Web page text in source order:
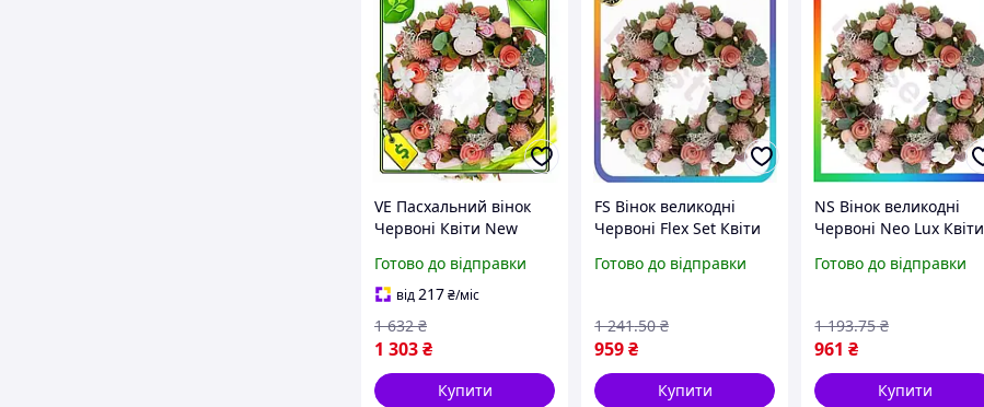
VE Пасхальний вінок
Червоні Квіти New
декору інтер'єру
святковий вінок з
пінопласту N6W_VER
Готово до відправки
від217₴/міс
1 303₴
1 632 ₴
Купити
FS Вінок великодні
Червоні Flex Set Квіти
будинку святковий
ло SET18-F
Готово до відправки
959₴
1 241.50 ₴
Купити
NS Вінок великодні
Червоні Neo Lux Квіти
будинку святковий
лоз 25Neo-ss
Готово до відправки
961 ₴
1 193.75 ₴
Купити